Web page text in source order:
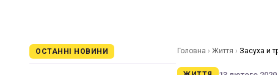
ОСТАННІ НОВИНИ Головна › Життя › Засуха и